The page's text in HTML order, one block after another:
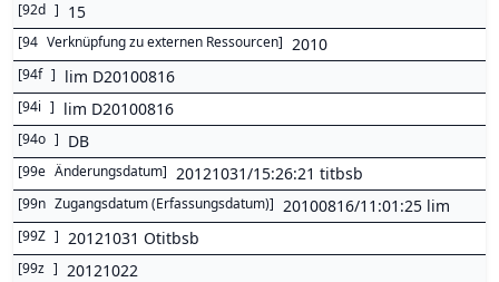
[92d ] 15
[94 Verknüpfung zu externen Ressourcen] 2010
[94f ] lim D20100816
[94i ] lim D20100816
[94o ] DB
[99e Änderungsdatum] 20121031/15:26:21 titbsb
[99n Zugangsdatum (Erfassungsdatum)] 20100816/11:01:25 lim
[99Z ] 20121031 Otitbsb
[99z ] 20121022